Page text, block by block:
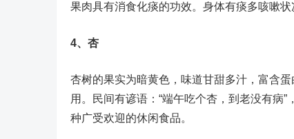
果肉具有消食化痰的功效。身体有痰多咳嗽
4、杏
杏树的果实为暗黄色，味道甘甜多汁，富含
用。民间有谚语：“端午吃个杏，到老没有病
种广受欢迎的休闲食品。